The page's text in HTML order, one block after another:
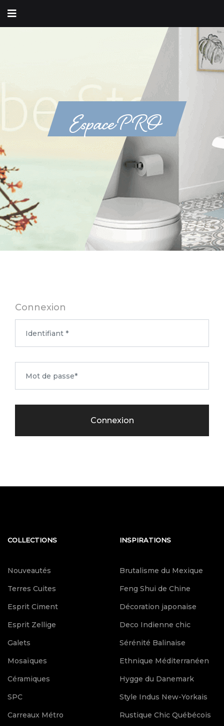
Espace PRO
Connexion
Connexion
COLLECTIONS
Nouveautés
Terres Cuites
Esprit Ciment
Esprit Zellige
Galets
Mosaïques
Céramiques
SPC
Carreaux Métro
INSPIRATIONS
Brutalisme du Mexique
Feng Shui de Chine
Décoration japonaise
Deco Indienne chic
Sérénité Balinaise
Ethnique Méditerranéen
Hygge du Danemark
Style Indus New-Yorkais
Rustique Chic Québécois